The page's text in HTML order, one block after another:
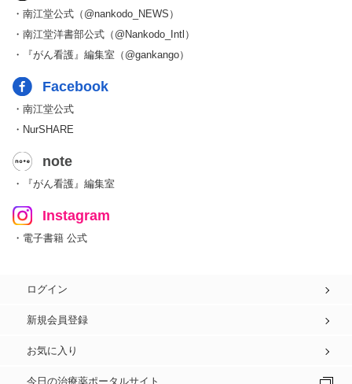
・南江堂公式（@nankodo_NEWS）
・南江堂洋書部公式（@Nankodo_Intl）
・『がん看護』編集室（@gankango）
Facebook
・南江堂公式
・NurSHARE
note
・『がん看護』編集室
Instagram
・電子書籍 公式
ログイン
新規会員登録
お気に入り
今日の治療薬ポータルサイト